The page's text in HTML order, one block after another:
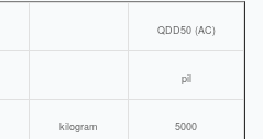
QDD50 (AC)
pil
kilogram 5000